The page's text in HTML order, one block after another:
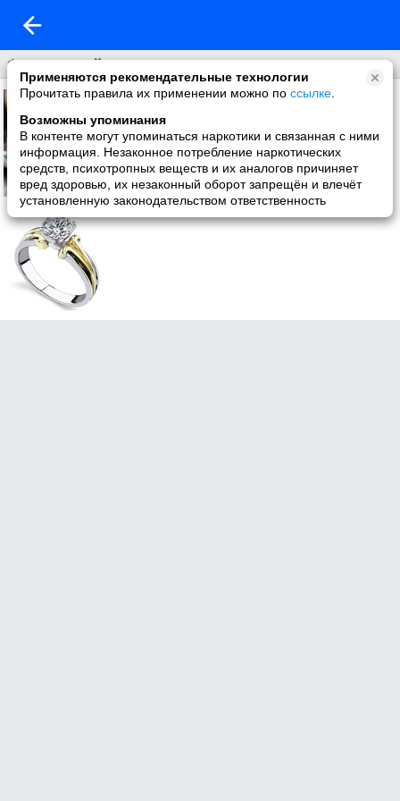
Применяются рекомендательные технологии
Прочитать правила их применении можно по ссылке
Возможны упоминания
В контенте могут упоминаться наркотики и связанная с ними
информация. Незаконное потребление наркотических
средств, психотропных веществ и их аналогов причиняет
вред здоровью, их незаконный оборот запрещён и влечёт
установленную законодательством ответственность
Фото со мной